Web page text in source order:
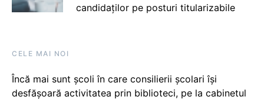
candidaților pe posturi titularizabile
CELE MAI NOI
Încă mai sunt școli în care consilierii școlari își
desfășoară activitatea prin biblioteci, pe la cabinetul